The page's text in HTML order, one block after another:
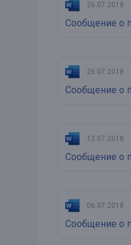
26.07.2018
Сообщение о
26.07.2018
Сообщение о
12.07.2018
Сообщение о
06.07.2018
Сообщение о